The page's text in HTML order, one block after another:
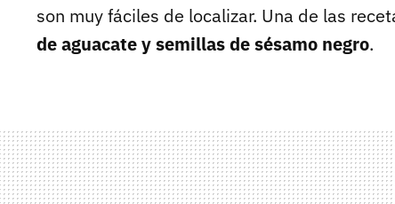
son muy fáciles de localizar. Una de las
de aguacate y semillas de sésamo negro.